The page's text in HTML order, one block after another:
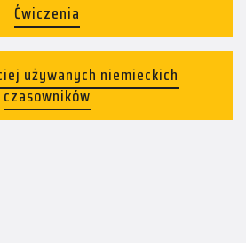
Ćwiczenia
używanych niemieckich
czasowników